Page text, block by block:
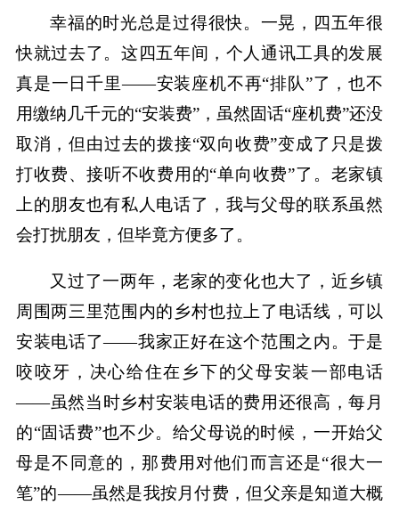
幸福的时光总是过得很快。一晃，四五年很
快就过去了。这四五年间，个人通讯工具的发展
真是一日千里——安装座机不再“排队”了，也不
用缴纳几千元的“安装费”，虽然固话“座机费”还没
取消，但由过去的拨接“双向收费”变成了只是拨
打收费、接听不收费用的“单向收费”了。老家镇
上的朋友也有私人电话了，我与父母的联系虽然
会打扰朋友，但毕竟方便多了。
又过了一两年，老家的变化也大了，近乡镇
周围两三里范围内的乡村也拉上了电话线，可以
安装电话了——我家正好在这个范围之内。于是
咬咬牙，决心给住在乡下的父母安装一部电话
——虽然当时乡村安装电话的费用还很高，每月
的“固话费”也不少。给父母说的时候，一开始父
母是不同意的，那费用对他们而言还是“很大一
笔”的——虽然是我按月付费，但父亲是知道大概